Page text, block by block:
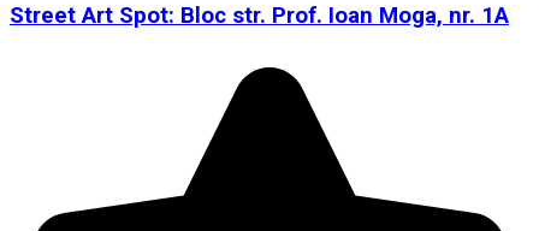
Street Art Spot: Bloc str. Prof. Ioan Moga, nr. 1A